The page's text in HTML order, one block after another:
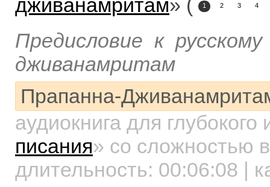
дживанамритам» ( 1 2 3 4
Предисловие к
дживанамритам
Прапанна-
аудиокнига для
писания» со сложностью
длительность: 00:06:08 |